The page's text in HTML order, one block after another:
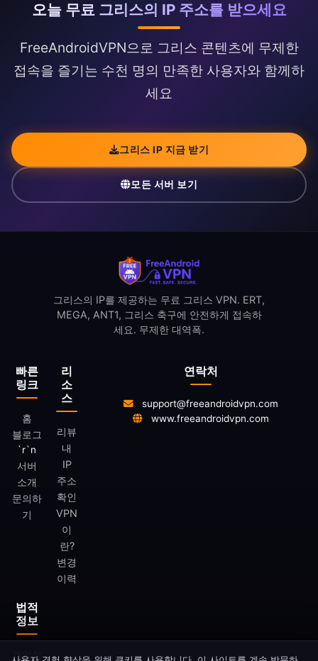
오늘 무료 그리스의 IP 주소를 받으세요
FreeAndroidVPN으로 그리스 콘텐츠에 무제한
접속을 즐기는 수천 명의 만족한 사용자와 함께하
세요
그리스 IP 지금 받기
모든 서버 보기
빠른
링크
홈
블로그
`r`n
서버
소개
문의하
기
리
소
스
리뷰
내
IP
주소
확인
VPN
이
란?
변경
이력
법적
정보
개인정
그리스의 IP를 제공하는 무료 그리스 VPN. ERT,
MEGA, ANT1, 그리스 축구에 안전하게 접속하
세요. 무제한 대역폭.
연락처
support@freeandroidvpn.com
www.freeandroidvpn.com